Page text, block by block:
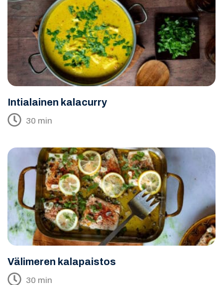
Intialainen kalacurry
30 min
Välimeren kalapaistos
30 min